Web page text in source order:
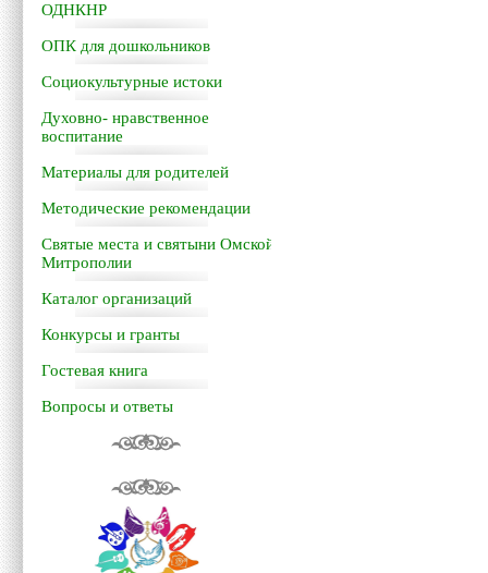
ОДНКНР
ОПК для дошкольников
Социокультурные истоки
Духовно- нравственное
воспитание
Материалы для родителей
Методические рекомендации
Святые места и святыни Омской
Митрополии
Каталог организаций
Конкурсы и гранты
Гостевая книга
Вопросы и ответы